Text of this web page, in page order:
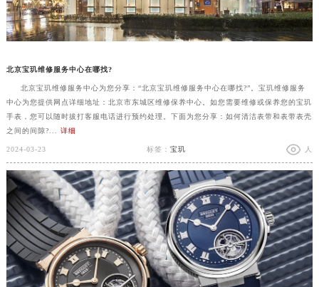
北京宝玑维修服务中心在哪找?
北京宝玑维修服务中心为您分享：“北京宝玑维修服务中心在哪找?”。宝玑维修服务
中心为您提供网点详细地址：北京市东城区维修保养中心。如您需要维修或保养您的宝玑
手表，您可以随时拔打客服电话进行预约处理。下面为您分享：如何清洁表带和表带表壳
之间的间隙?... 详细
2024-03-23 标签： 宝玑 人